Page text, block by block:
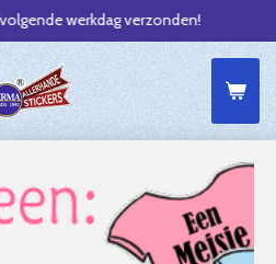
werkdag verzonden!